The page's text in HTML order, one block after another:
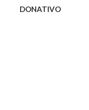
DONATIVO